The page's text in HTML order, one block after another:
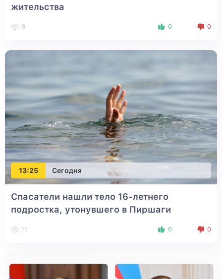
жительства
8 0 0
13:25 Сегодня
Спасатели нашли тело 16-летнего
подростка, утонувшего в Пиршаги
11 0 0